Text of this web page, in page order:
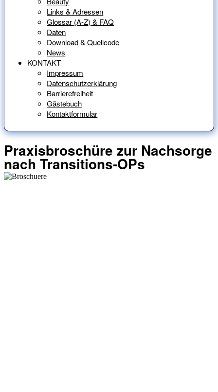
Links & Adressen
Glossar (A-Z) & FAQ
Daten
Download & Quellcode
News
KONTAKT
Impressum
Datenschutzerklärung
Barrierefreiheit
Gästebuch
Kontaktformular
Praxisbroschüre zur Nachsorge
nach Transitions-OPs